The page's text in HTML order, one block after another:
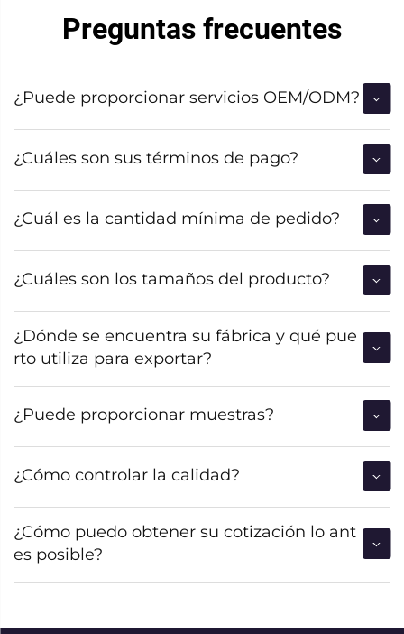
Preguntas frecuentes
¿Puede proporcionar servicios OEM/ODM?
¿Cuáles son sus términos de pago?
¿Cuál es la cantidad mínima de pedido?
¿Cuáles son los tamaños del producto?
¿Dónde se encuentra su fábrica y qué pue
rto utiliza para exportar?
¿Puede proporcionar muestras?
¿Cómo controlar la calidad?
¿Cómo puedo obtener su cotización lo ant
es posible?